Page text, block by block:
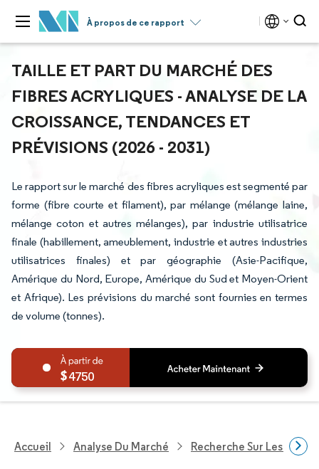
À propos de ce rapport
TAILLE ET PART DU MARCHÉ DES
FIBRES ACRYLIQUES - ANALYSE DE LA
CROISSANCE, TENDANCES ET
PRÉVISIONS (2026 - 2031)
Le rapport sur le marché des fibres acryliques est segmenté par
forme (fibre courte et filament), par mélange (mélange laine,
mélange coton et autres mélanges), par industrie utilisatrice
finale (habillement, ameublement, industrie et autres industries
utilisatrices finales) et par géographie (Asie-Pacifique,
Amérique du Nord, Europe, Amérique du Sud et Moyen-Orient
et Afrique). Les prévisions du marché sont fournies en termes
de volume (tonnes).
4750
Accueil Analyse Du Marché Recherche Sur Les